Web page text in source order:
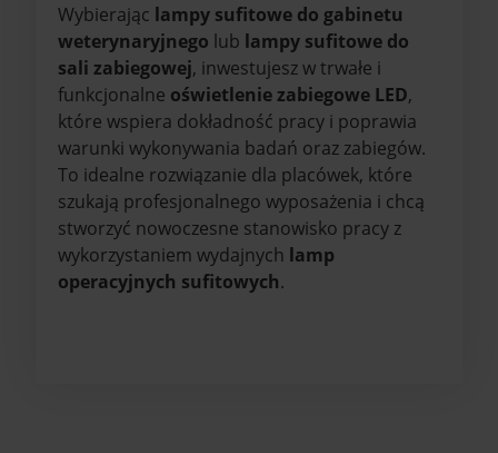
Wybierając lampy sufitowe do gabinetu
weterynaryjnego lub lampy sufitowe do
sali zabiegowej, inwestujesz w trwałe i
funkcjonalne oświetlenie zabiegowe LED,
które wspiera dokładność pracy i poprawia
warunki wykonywania badań oraz zabiegów.
To idealne rozwiązanie dla placówek, które
szukają profesjonalnego wyposażenia i chcą
stworzyć nowoczesne stanowisko pracy z
wykorzystaniem wydajnych lamp
operacyjnych sufitowych.